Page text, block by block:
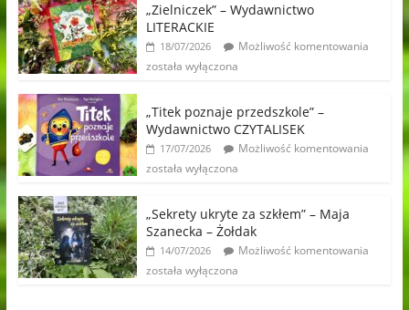
„Zielniczek” – Wydawnictwo
LITERACKIE
18/07/2026
Możliwość komentowania
została wyłączona
„Titek poznaje przedszkole” –
Wydawnictwo CZYTALISEK
17/07/2026
Możliwość komentowania
została wyłączona
„Sekrety ukryte za szkłem” – Maja
Szanecka – Żołdak
14/07/2026
Możliwość komentowania
została wyłączona